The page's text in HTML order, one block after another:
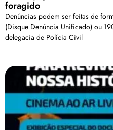
foragido
Denúncias podem ser feitas de
(Disque Denúncia Unificado) ou
delegacia de Polícia Civil